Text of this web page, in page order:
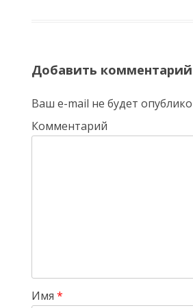
Добавить
Ваш e-mail не будет
Комментарий
Имя *